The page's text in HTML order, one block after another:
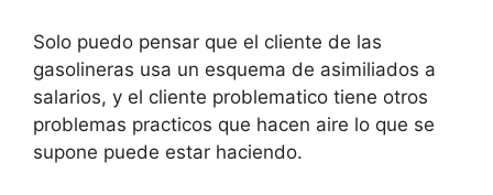
Solo puedo pensar que el cliente de las
gasolineras usa un esquema de asimiliados a
salarios, y el cliente problematico tiene otros
problemas practicos que hacen aire lo que se
supone puede estar haciendo.